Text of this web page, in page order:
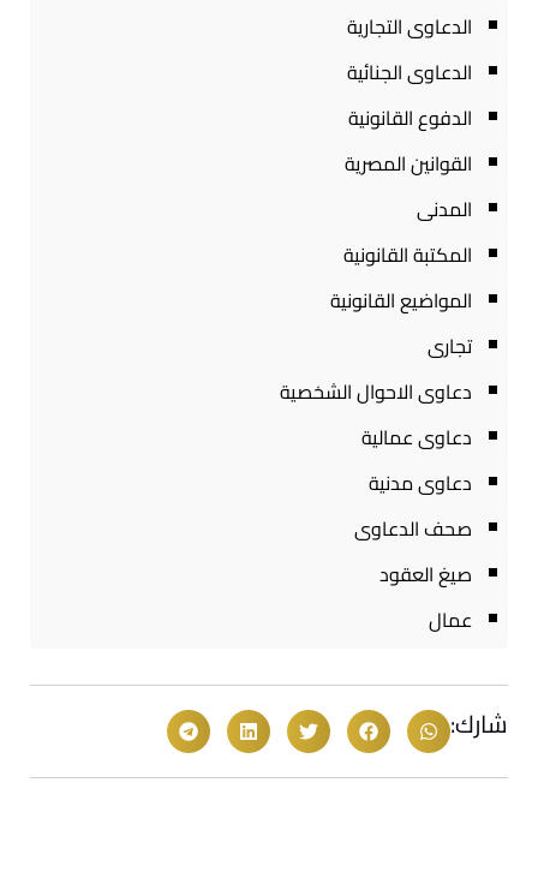
الدعاوى التجارية
الدعاوى الجنائية
الدفوع القانونية
القوانين المصرية
المدنى
المكتبة القانونية
المواضيع القانونية
تجارى
دعاوى الاحوال الشخصية
دعاوى عمالية
دعاوى مدنية
صحف الدعاوى
صيغ العقود
عمال
شارك: